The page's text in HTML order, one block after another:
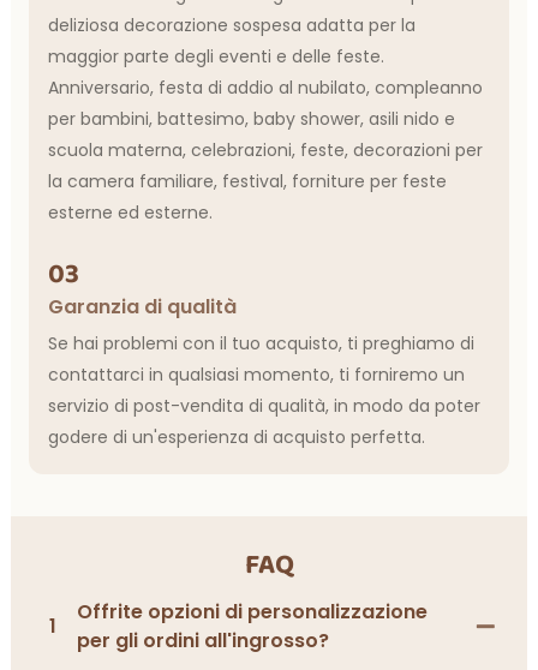
deliziosa decorazione sospesa adatta per la
maggior parte degli eventi e delle feste.
Anniversario, festa di addio al nubilato, compleanno
per bambini, battesimo, baby shower, asili nido e
scuola materna, celebrazioni, feste, decorazioni per
la camera familiare, festival, forniture per feste
esterne ed esterne.
03
Garanzia di qualità
Se hai problemi con il tuo acquisto, ti preghiamo di
contattarci in qualsiasi momento, ti forniremo un
servizio di post-vendita di qualità, in modo da poter
godere di un'esperienza di acquisto perfetta.
FAQ
1
Offrite opzioni di personalizzazione
per gli ordini all'ingrosso?